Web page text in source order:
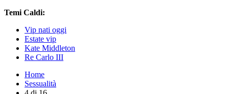
Temi Caldi:
Vip nati oggi
Estate vip
Kate Middleton
Re Carlo III
Home
Sessualità